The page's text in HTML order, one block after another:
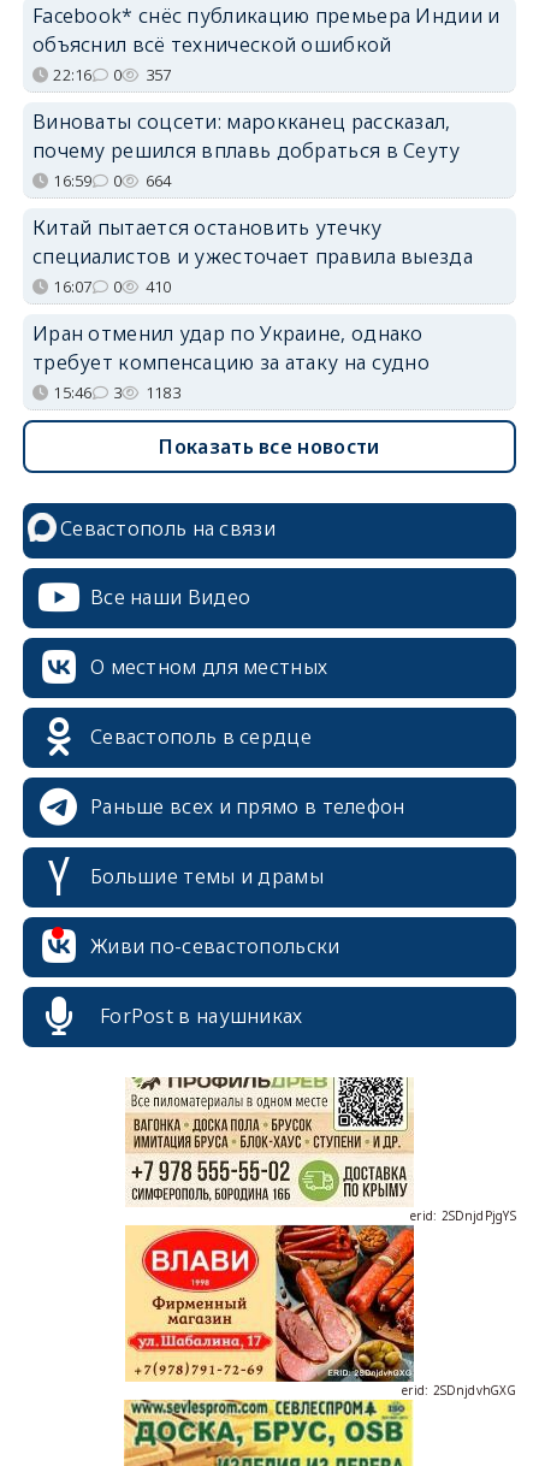
Facebook* снёс публикацию премьера Индии и
объяснил всё технической ошибкой
22:16 0 357
Виноваты соцсети: марокканец рассказал,
почему решился вплавь добраться в Сеуту
16:59 0 664
Китай пытается остановить утечку
специалистов и ужесточает правила выезда
16:07 0 410
Иран отменил удар по Украине, однако
требует компенсацию за атаку на судно
15:46 3 1183
Показать все новости
Севастополь на связи
Все наши Видео
О местном для местных
Севастополь в сердце
Раньше всех и прямо в телефон
Большие темы и драмы
Живи по-севастопольски
ForPost в наушниках
erid: 2SDnjdPjgYS
erid: 2SDnjdvhGXG